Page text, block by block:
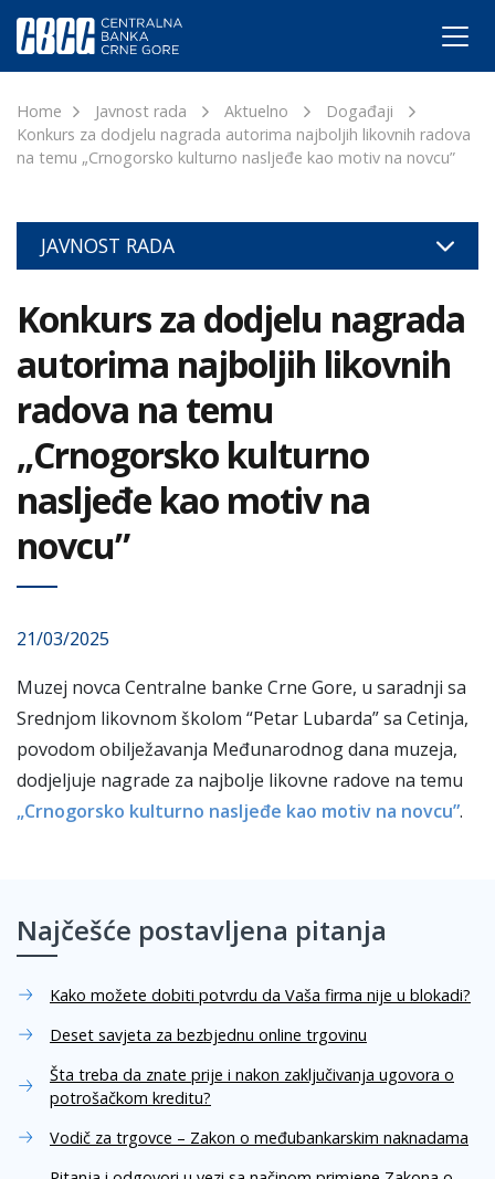
Home Javnost rada Aktuelno
Događaji
Konkurs za dodjelu nagrada autorima najboljih likovnih radova
na temu „Crnogorsko kulturno nasljeđe kao motiv na novcu”
JAVNOST RADA
Konkurs za dodjelu nagrada
autorima najboljih likovnih
radova na temu
„Crnogorsko kulturno
nasljeđe kao motiv na
novcu”
21/03/2025
Muzej novca Centralne banke Crne Gore, u saradnji sa
Srednjom likovnom školom “Petar Lubarda” sa Cetinja,
povodom obilježavanja Međunarodnog dana muzeja,
dodjeljuje nagrade za najbolje likovne radove na temu
„Crnogorsko kulturno nasljeđe kao motiv na novcu”.
Najčešće postavljena pitanja
Kako možete dobiti potvrdu da Vaša firma nije u blokadi?
Deset savjeta za bezbjednu online trgovinu
Šta treba da znate prije i nakon zaključivanja ugovora o
potrošačkom kreditu?
Vodič za trgovce – Zakon o međubankarskim naknadama